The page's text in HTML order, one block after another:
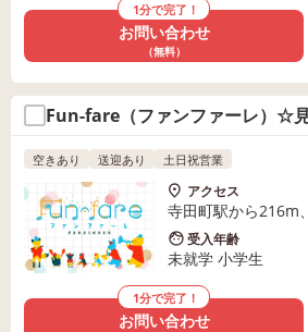
1分で完了！
お問い合わせ
（無料）
Fun-fare（ファンファーレ）☆
空きあり 送迎あり 土日祝営業
アクセス
寺田町駅から216m
受入年齢
未就学 小学生
1分で完了！
お問い合わせ